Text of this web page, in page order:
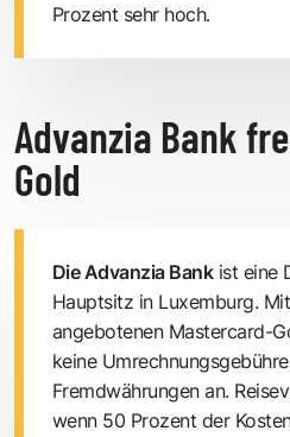
Prozent sehr hoch.
Advanzia Bank
Gold
Die Advanzia Bankist eine
Hauptsitz in Luxemburg.
angebotenen Mastercard-
keine
Fremdwährungen an.
wenn 50 Prozent der